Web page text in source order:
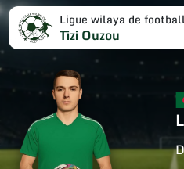
Ligue wilaya de
Tizi Ouzou